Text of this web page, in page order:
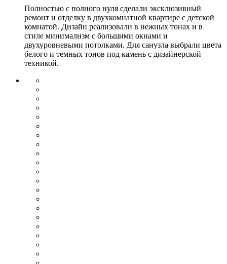
Полностью с полного нуля сделали эксклюзивный
ремонт и отделку в двухкомнатной квартире с детской
комнатой. Дизайн реализовали в нежных тонах и в
стиле минимализм с большими окнами и
двухуровневыми потолками. Для санузла выбрали цвета
белого и темных тонов под камень с дизайнерской
техникой.